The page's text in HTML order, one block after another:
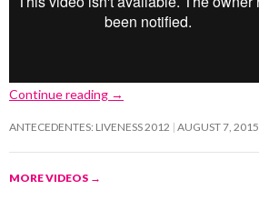
Continue reading →
ANTECEDENTES: LIVENESS 2012 AUGUST 7, 2015
MORE VIDEOS →